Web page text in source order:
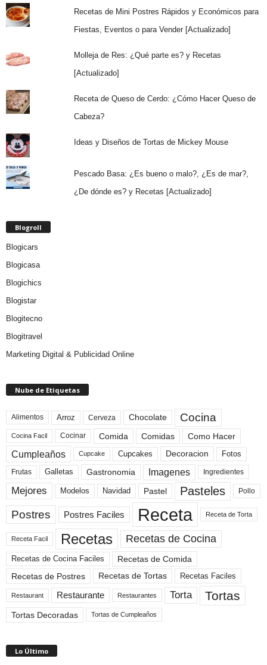
Recetas de Mini Postres Rápidos y Económicos para
Fiestas, Eventos o para Vender [Actualizado]
Molleja de Res: ¿Qué parte es? y Recetas
[Actualizado]
Receta de Queso de Cerdo: ¿Cómo Hacer Queso de
Cabeza?
Ideas y Diseños de Tortas de Mickey Mouse
Pescado Basa: ¿Es bueno o malo?, ¿Es de mar?,
¿De dónde es? y Recetas [Actualizado]
Blogroll
Blogicars
Blogicasa
Blogichics
Blogistar
Blogitecno
Blogitravel
Marketing Digital & Publicidad Online
Nube de Etiquetas
Alimentos Arroz Cerveza Chocolate Cocina
Cocina Facil Cocinar Comida Comidas Como Hacer
Cumpleaños Cupcake Cupcakes Decoracion Fotos
Frutas Galletas Gastronomia Imagenes Ingredientes
Mejores Modelos Navidad Pastel Pasteles Pollo
Postres Postres Faciles Receta Receta de Torta
Receta Facil Recetas Recetas de Cocina
Recetas de Cocina Faciles
Recetas de Comida
Recetas de Postres
Recetas de Tortas Recetas Faciles
Restaurant Restaurante Restaurantes Torta Tortas
Tortas Decoradas Tortas de Cumpleaños
Lo Último